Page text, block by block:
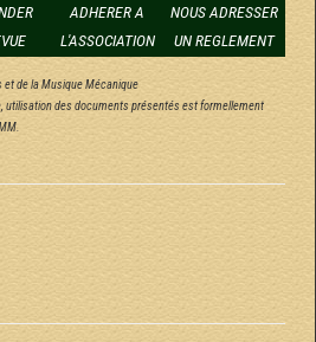
ADHERER A
L'ASSOCIATION
NOUS ADRESSER
UN REGLEMENT
de la Musique Mécanique
utilisation des documents présentés est formellement